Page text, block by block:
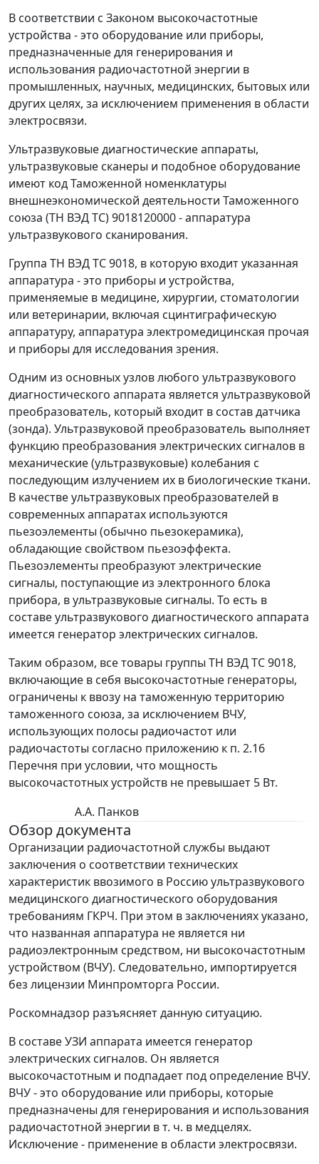
В соответствии с Законом высокочастотные
устройства - это оборудование или приборы,
предназначенные для генерирования и
использования радиочастотной энергии в
промышленных, научных, медицинских, бытовых или
других целях, за исключением применения в области
электросвязи.
Ультразвуковые диагностические аппараты,
ультразвуковые сканеры и подобное оборудование
имеют код Таможенной номенклатуры
внешнеэкономической деятельности Таможенного
союза (ТН ВЭД ТС) 9018120000 - аппаратура
ультразвукового сканирования.
Группа ТН ВЭД ТС 9018, в которую входит указанная
аппаратура - это приборы и устройства,
применяемые в медицине, хирургии, стоматологии
или ветеринарии, включая сцинтиграфическую
аппаратуру, аппаратура электромедицинская прочая
и приборы для исследования зрения.
Одним из основных узлов любого ультразвукового
диагностического аппарата является ультразвуковой
преобразователь, который входит в состав датчика
(зонда). Ультразвуковой преобразователь выполняет
функцию преобразования электрических сигналов в
механические (ультразвуковые) колебания с
последующим излучением их в биологические ткани.
В качестве ультразвуковых преобразователей в
современных аппаратах используются
пьезоэлементы (обычно пьезокерамика),
обладающие свойством пьезоэффекта.
Пьезоэлементы преобразуют электрические
сигналы, поступающие из электронного блока
прибора, в ультразвуковые сигналы. То есть в
составе ультразвукового диагностического аппарата
имеется генератор электрических сигналов.
Таким образом, все товары группы ТН ВЭД ТС 9018,
включающие в себя высокочастотные генераторы,
ограничены к ввозу на таможенную территорию
таможенного союза, за исключением ВЧУ,
использующих полосы радиочастот или
радиочастоты согласно приложению к п. 2.16
Перечня при условии, что мощность
высокочастотных устройств не превышает 5 Вт.
А.А. Панков
Обзор документа
Организации радиочастотной службы выдают
заключения о соответствии технических
характеристик ввозимого в Россию ультразвукового
медицинского диагностического оборудования
требованиям ГКРЧ. При этом в заключениях указано,
что названная аппаратура не является ни
радиоэлектронным средством, ни высокочастотным
устройством (ВЧУ). Следовательно, импортируется
без лицензии Минпромторга России.
Роскомнадзор разъясняет данную ситуацию.
В составе УЗИ аппарата имеется генератор
электрических сигналов. Он является
высокочастотным и подпадает под определение ВЧУ.
ВЧУ - это оборудование или приборы, которые
предназначены для генерирования и использования
радиочастотной энергии в т. ч. в медцелях.
Исключение - применение в области электросвязи.